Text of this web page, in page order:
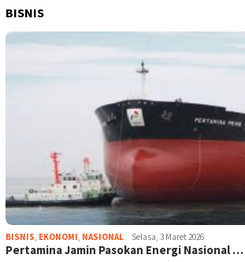
BISNIS
BISNIS, EKONOMI, NASIONAL Selasa, 3 Maret 2026
Pertamina Jamin Pasokan Energi Nasional …